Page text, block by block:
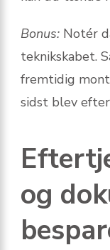
Bonus: Notér
teknikskabet.
fremtidig
sidst blev
og